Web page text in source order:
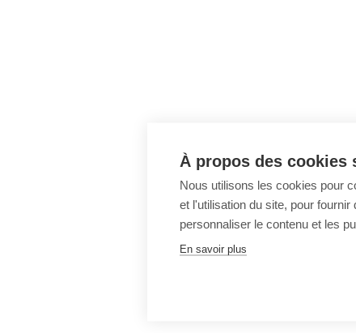
À propos des cookies
Nous utilisons les cookies pour
et l'utilisation du site, pour
personnaliser le contenu et les
En savoir plus